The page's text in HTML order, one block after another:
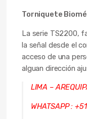
Torniquete
La serie TS2200,
la señal desde el
acceso de una
alguan dirección
LIMA –
WHATSAPP :